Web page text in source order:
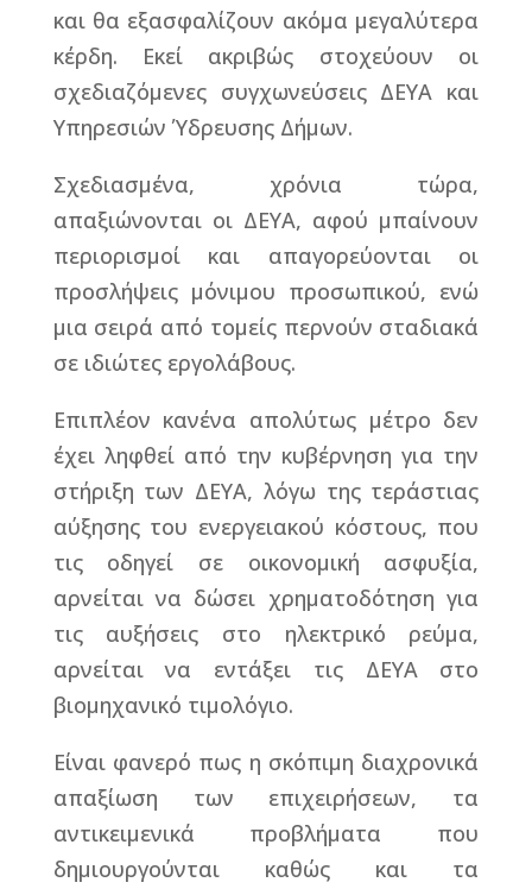
και θα εξασφαλίζουν ακόμα μεγαλύτερα
κέρδη. Εκεί ακριβώς στοχεύουν οι
σχεδιαζόμενες συγχωνεύσεις ΔΕΥΑ και
Υπηρεσιών Ύδρευσης Δήμων.
Σχεδιασμένα, χρόνια τώρα,
απαξιώνονται οι ΔΕΥΑ, αφού μπαίνουν
περιορισμοί και απαγορεύονται οι
προσλήψεις μόνιμου προσωπικού, ενώ
μια σειρά από τομείς περνούν σταδιακά
σε ιδιώτες εργολάβους.
Επιπλέον κανένα απολύτως μέτρο δεν
έχει ληφθεί από την κυβέρνηση για την
στήριξη των ΔΕΥΑ, λόγω της τεράστιας
αύξησης του ενεργειακού κόστους, που
τις οδηγεί σε οικονομική ασφυξία,
αρνείται να δώσει χρηματοδότηση για
τις αυξήσεις στο ηλεκτρικό ρεύμα,
αρνείται να εντάξει τις ΔΕΥΑ στο
βιομηχανικό τιμολόγιο.
Είναι φανερό πως η σκόπιμη διαχρονικά
απαξίωση των επιχειρήσεων, τα
αντικειμενικά προβλήματα που
δημιουργούνται καθώς και τα